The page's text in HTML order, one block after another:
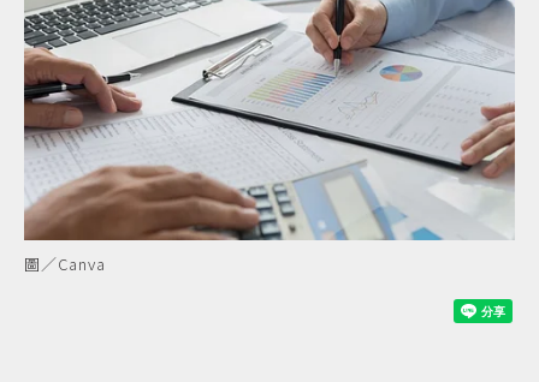
圖／Canva